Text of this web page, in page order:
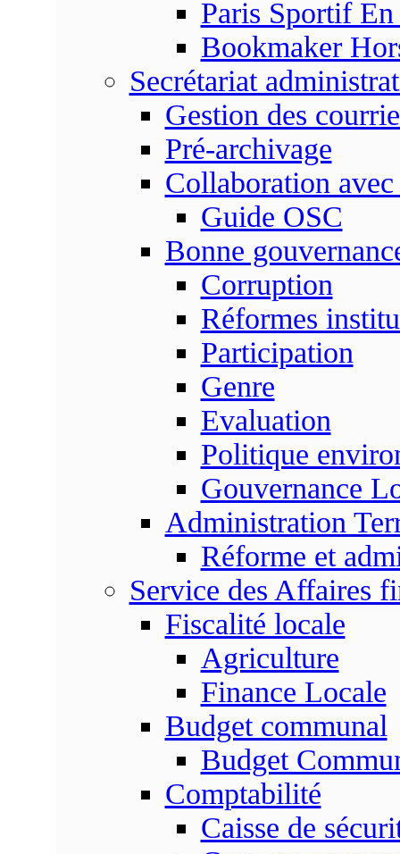
Paris Sportif
Bookmaker
Secrétariat
Gestion des
Pré-archivage
Collaboration
Guide OSC
Bonne
Corruption
Réformes
Participation
Genre
Evaluation
Politique
Gouvernance
Administration
Réforme et
Service des Affaires
Fiscalité locale
Agriculture
Finance Locale
Budget communal
Budget
Comptabilité
Caisse de